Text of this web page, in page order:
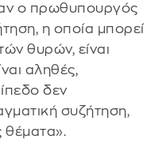
ο πρωθυπουργός
η οποία μπορεί
θυρών, είναι
αληθές,
δεν
συζήτηση,
θέματα».